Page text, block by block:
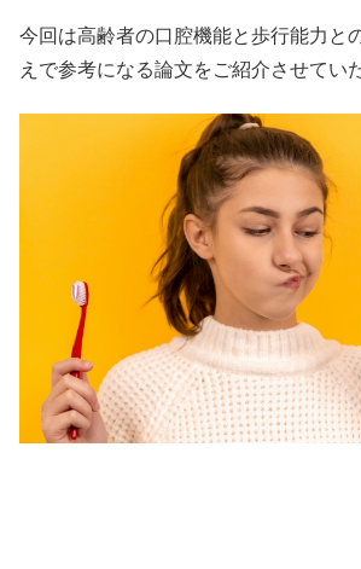
今回は高齢者の口腔機能と歩行能力と
えで参考になる論文をご紹介させてい